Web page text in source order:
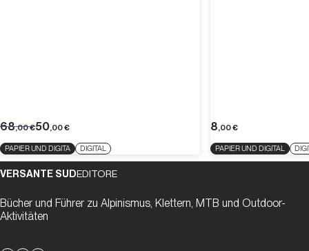
68,00€50,00€
PAPIER UND DIGITA DIGITAL
8,00€
PAPIER UND DIGITAL
VERSANTE SUDEDITORE
Bücher und Führer zu Alpinismus, Klettern, MTB und Outdoor-
Aktivitäten